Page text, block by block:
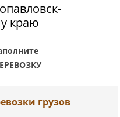
краю
грузов